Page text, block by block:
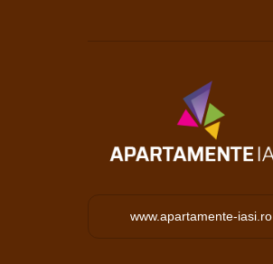
www.apartamente-iasi.ro